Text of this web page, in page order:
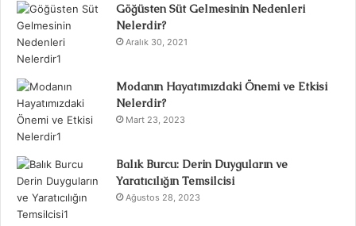
Göğüsten Süt Gelmesinin Nedenleri
Nelerdir?
Aralık 30, 2021
Modanın Hayatımızdaki Önemi ve Etkisi
Nelerdir?
Mart 23, 2023
Balık Burcu: Derin Duyguların ve
Yaratıcılığın Temsilcisi
Ağustos 28, 2023